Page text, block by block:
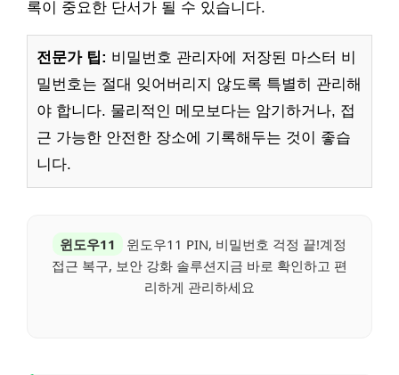
록이 중요한 단서가 될 수 있습니다.
전문가 팁: 비밀번호 관리자에 저장된 마스터 비
밀번호는 절대 잊어버리지 않도록 특별히 관리해
야 합니다. 물리적인 메모보다는 암기하거나, 접
근 가능한 안전한 장소에 기록해두는 것이 좋습
니다.
윈도우11
윈도우11 PIN, 비밀번호 걱정 끝!계정
접근 복구, 보안 강화 솔루션지금 바로 확인하고 편
리하게 관리하세요